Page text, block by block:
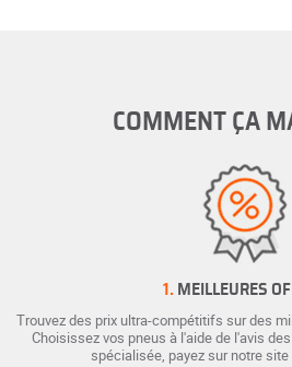
COMMENT ÇA
1. MEILLEURES
Trouvez des prix ultra-compétitifs sur des
Choisissez vos pneus à l'aide de l'avis
spécialisée, payez sur notre